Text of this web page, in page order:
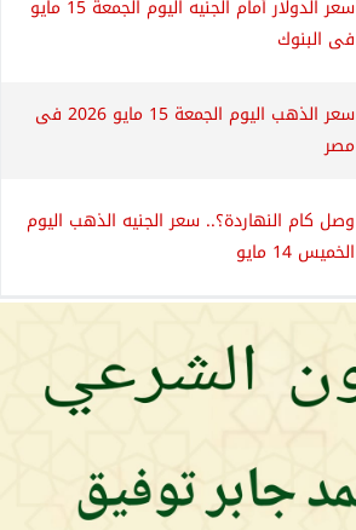
سعر الدولار أمام الجنيه اليوم الجمعة 15 مايو
فى البنوك
سعر الذهب اليوم الجمعة 15 مايو 2026 فى
مصر
وصل كام النهاردة؟.. سعر الجنيه الذهب اليوم
الخميس 14 مايو